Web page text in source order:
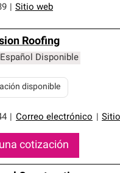
Sitio web
Roofing
Español Disponible
Correo electrónico
disponible
cotización